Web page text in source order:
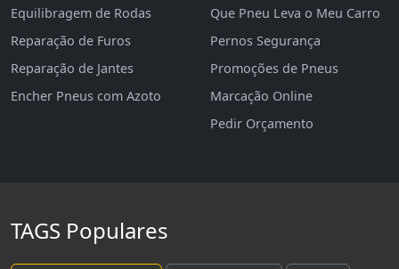
Equilibragem de Rodas
Reparação de Furos
Reparação de Jantes
Encher Pneus com Azoto
Que Pneu Leva o Meu Carro
Pernos Segurança
Promoções de Pneus
Marcação Online
Pedir Orçamento
TAGS Populares